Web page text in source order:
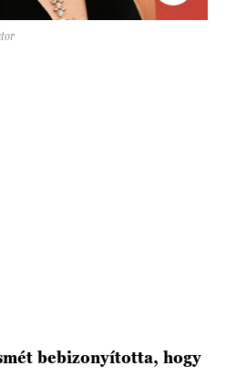
bebizonyította, hogy